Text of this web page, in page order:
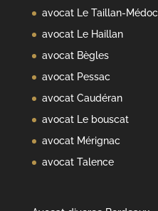
avocat Le Taillan-Médoc
avocat Le Haillan
avocat Bègles
avocat Pessac
avocat Caudéran
avocat Le bouscat
avocat Mérignac
avocat Talence